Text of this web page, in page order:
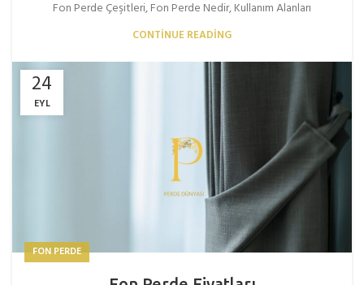
Fon Perde Çeşitleri, Fon Perde Nedir, Kullanım Alanları
CONTINUE READING
24
EYL
FON PERDE